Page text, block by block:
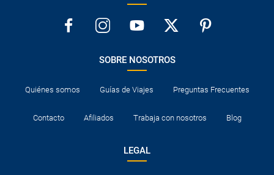
SOBRE NOSOTROS
Quiénes somos Guías de Viajes Preguntas Frecuentes
Contacto Afiliados Trabaja con nosotros Blog
LEGAL